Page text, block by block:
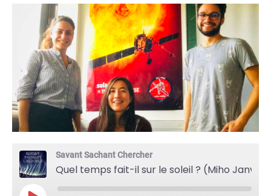
Savant Sachant Chercher